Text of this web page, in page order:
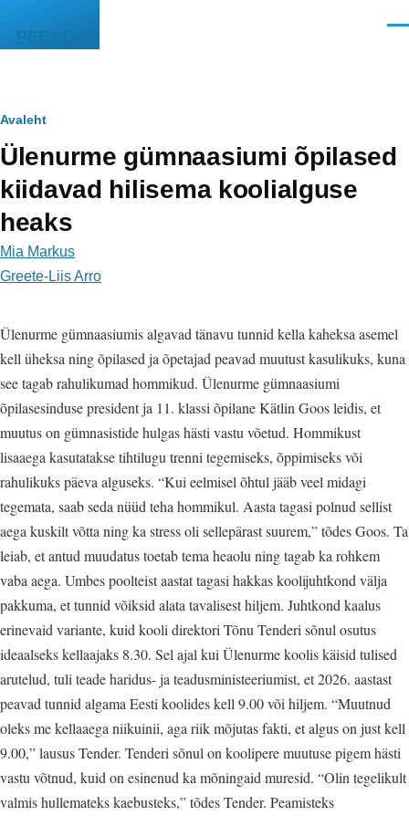
PEEGEL
Leivapuru
Avaleht
Ülenurme gümnaasiumi õpilased
kiidavad hilisema koolialguse
heaks
Mia Markus
Greete-Liis Arro
Ülenurme gümnaasiumis algavad tänavu tunnid kella kaheksa asemel
kell üheksa ning õpilased ja õpetajad peavad muutust kasulikuks, kuna
see tagab rahulikumad hommikud. Ülenurme gümnaasiumi
õpilasesinduse president ja 11. klassi õpilane Kätlin Goos leidis, et
muutus on gümnasistide hulgas hästi vastu võetud. Hommikust
lisaaega kasutatakse tihtilugu trenni tegemiseks, õppimiseks või
rahulikuks päeva alguseks. “Kui eelmisel õhtul jääb veel midagi
tegemata, saab seda nüüd teha hommikul. Aasta tagasi polnud sellist
aega kuskilt võtta ning ka stress oli sellepärast suurem,” tõdes Goos. Ta
leiab, et antud muudatus toetab tema heaolu ning tagab ka rohkem
vaba aega. Umbes poolteist aastat tagasi hakkas koolijuhtkond välja
pakkuma, et tunnid võiksid alata tavalisest hiljem. Juhtkond kaalus
erinevaid variante, kuid kooli direktori Tõnu Tenderi sõnul osutus
ideaalseks kellaajaks 8.30. Sel ajal kui Ülenurme koolis käisid tulised
arutelud, tuli teade haridus- ja teadusministeeriumist, et 2026. aastast
peavad tunnid algama Eesti koolides kell 9.00 või hiljem. “Muutnud
oleks me kellaaega niikuinii, aga riik mõjutas fakti, et algus on just kell
9.00,” lausus Tender. Tenderi sõnul on koolipere muutuse pigem hästi
vastu võtnud, kuid on esinenud ka mõningaid muresid. “Olin tegelikult
valmis hullemateks kaebusteks,” tõdes Tender. Peamisteks